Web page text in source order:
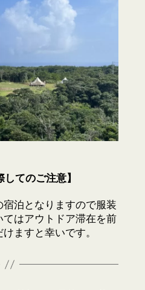
してのご注意】
泊となりますので服装
はアウトドア滞在を前
ますと幸いです。